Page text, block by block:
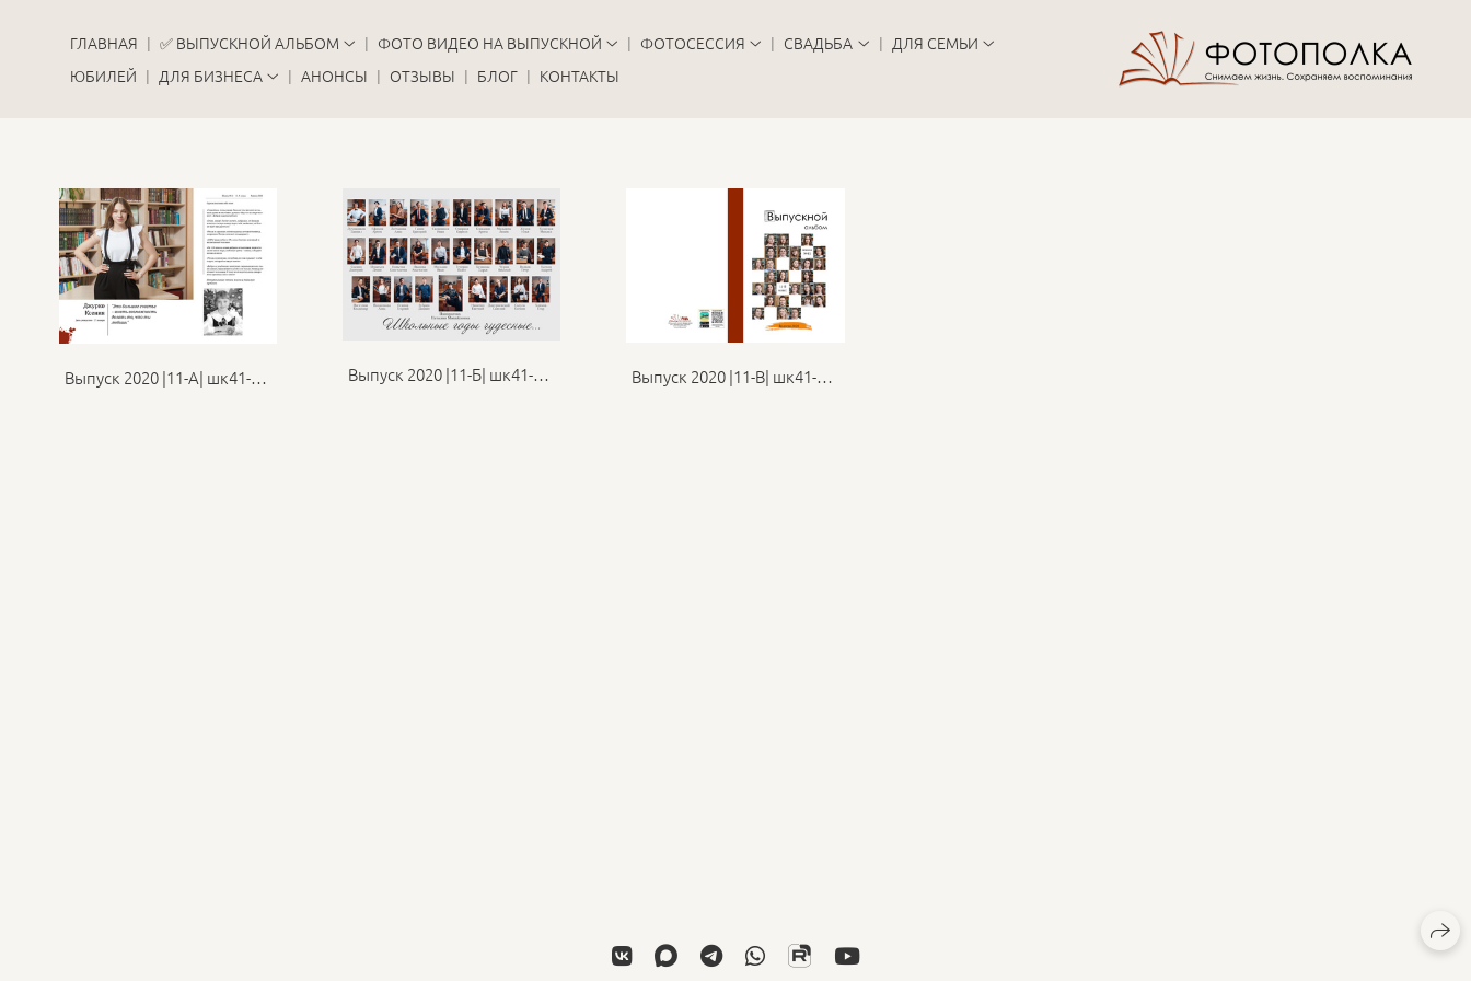
ГЛАВНАЯ ✅ ВЫПУСКНОЙ АЛЬБОМ ФОТО ВИДЕО НА ВЫПУСКНОЙ ФОТОСЕССИЯ СВАДЬБА
ДЛЯ СЕМЬИ
ЮБИЛЕЙ
ДЛЯ БИЗНЕСА АНОНСЫ ОТЗЫВЫ БЛОГ КОНТАКТЫ
Выпуск 2020 |11-А| шк41-ФБВ Выпуск 2020 |11-Б| шк41-ФБВ Выпуск 2020 |11-В| шк41-ФБВ